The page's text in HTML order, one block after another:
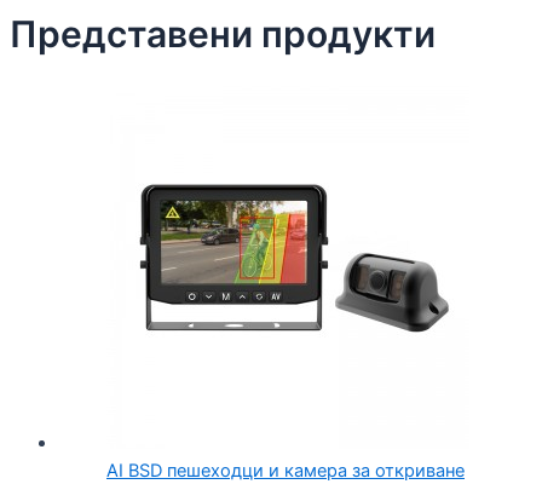
Представени продукти
AI BSD пешеходци и камера за откриване